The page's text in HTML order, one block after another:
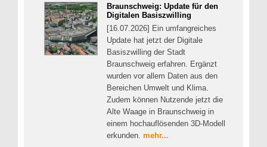
Braunschweig: Update für den
Digitalen Basiszwilling
[16.07.2026] Ein umfangreiches
Update hat jetzt der Digitale
Basiszwilling der Stadt
Braunschweig erfahren. Ergänzt
wurden vor allem Daten aus den
Bereichen Umwelt und Klima.
Zudem können Nutzende jetzt die
Alte Waage in Braunschweig in
einem hochauflösenden 3D-Modell
erkunden. mehr...